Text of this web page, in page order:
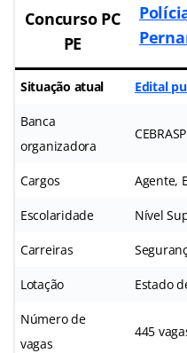
Concurso PC
PE
Situação atual Edital
Banca
organizadora
Cargos Agente,
Escolaridade Nível
Carreiras
Lotação Estado
Número de
vagas
445